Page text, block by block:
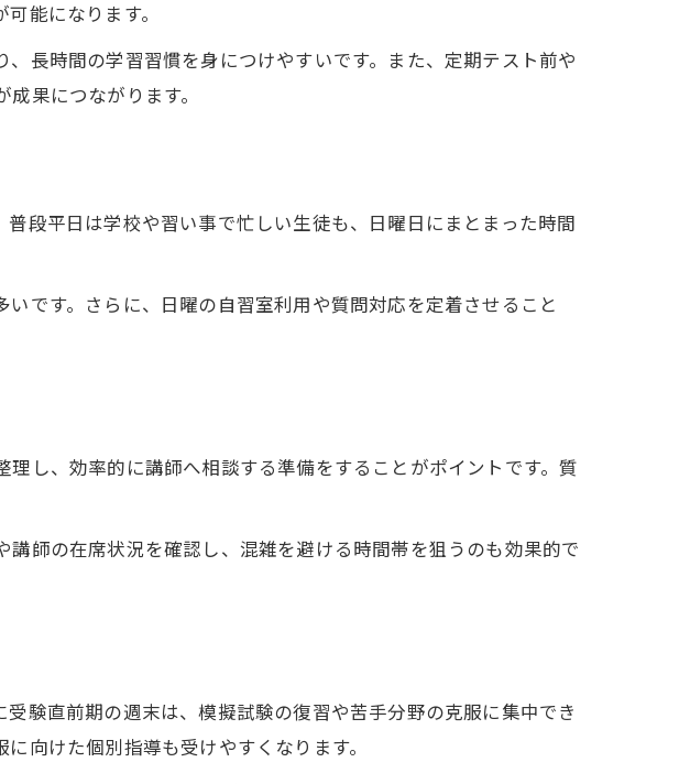
魅力を解説
利用を最大化する方法
にも便利な理由
でも選ばれる背景
学習塾の特徴とは
ポイント
習塾が選ばれる理由
直前も安心サポート
厚い塾の比較方法
能になります。
長時間の学習習慣を身につけやすいです。また、定期テスト前や
果につながります。
段平日は学校や習い事で忙しい生徒も、日曜日にまとまった時間
です。さらに、日曜の自習室利用や質問対応を定着させること
し、効率的に講師へ相談する準備をすることがポイントです。質
師の在席状況を確認し、混雑を避ける時間帯を狙うのも効果的で
験直前期の週末は、模擬試験の復習や苦手分野の克服に集中でき
向けた個別指導も受けやすくなります。